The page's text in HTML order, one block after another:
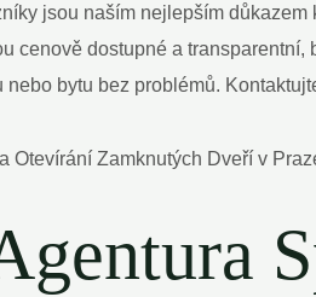
jsou ‌naším nejlepším
cenově dostupné a
bytu bez problémů.